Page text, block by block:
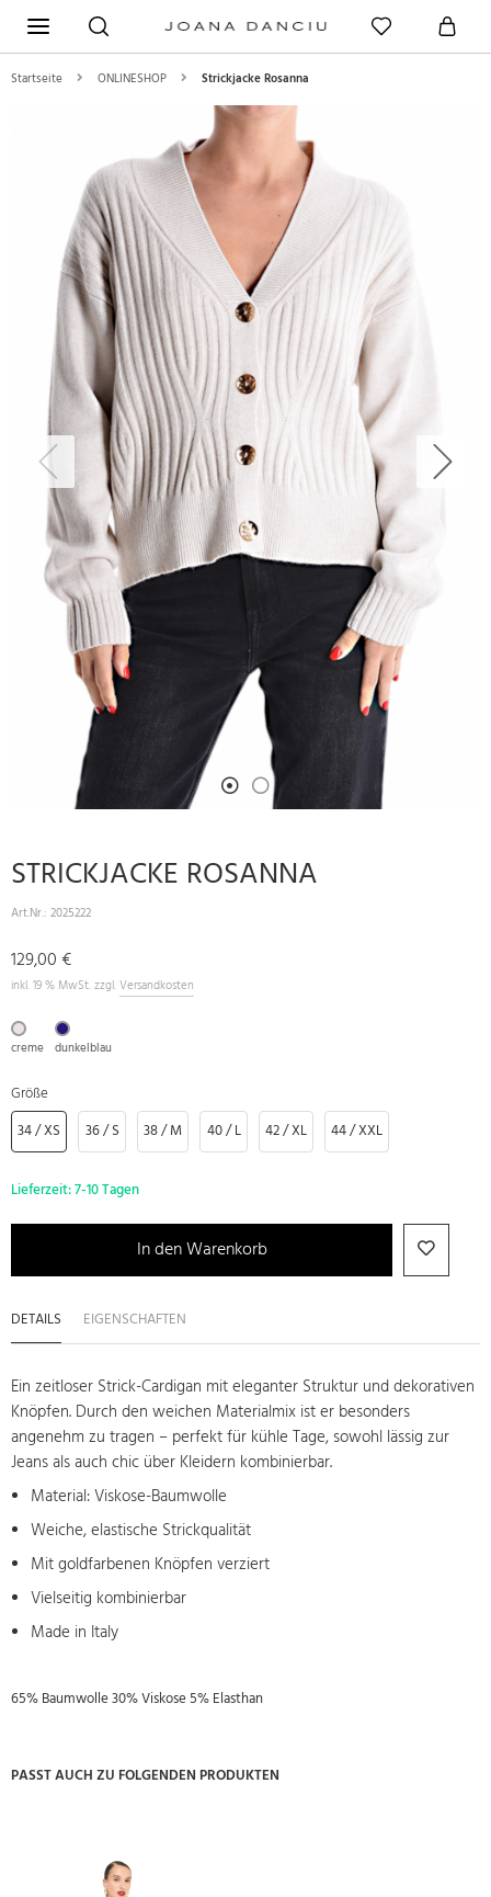
Startseite ONLINESHOP Strickjacke Rosanna
Previous Next
STRICKJACKE ROSANNA
Art.Nr.: 2025222
129,00 €
inkl. 19 % MwSt. zzgl. Versandkosten
creme dunkelblau
Größe
34 / XS
36 / S 38 / M 40 / L 42 / XL 44 / XXL
Lieferzeit:7-10 Tagen
In den Warenkorb
DETAILS EIGENSCHAFTEN
Ein zeitloser Strick-Cardigan mit eleganter Struktur und dekorativen
Knöpfen. Durch den weichen Materialmix ist er besonders
angenehm zu tragen – perfekt für kühle Tage, sowohl lässig zur
Jeans als auch chic über Kleidern kombinierbar.
Material: Viskose-Baumwolle
Weiche, elastische Strickqualität
Mit goldfarbenen Knöpfen verziert
Vielseitig kombinierbar
Made in Italy
65% Baumwolle 30% Viskose 5% Elasthan
PASST AUCH ZU FOLGENDEN PRODUKTEN